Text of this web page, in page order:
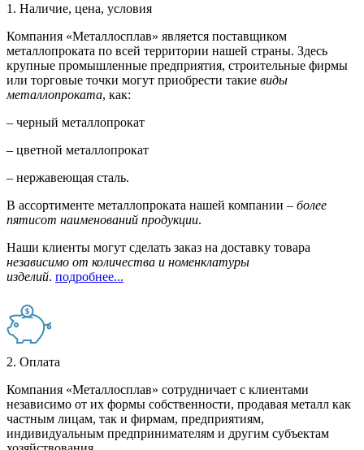
1. Наличие, цена, условия
Компания «Металлосплав» является поставщиком
металлопроката по всей территории нашей страны. Здесь
крупные промышленные предприятия, строительные фирмы
или торговые точки могут приобрести такие виды
металлопроката, как:
– черный металлопрокат
– цветной металлопрокат
– нержавеющая сталь.
В ассортименте металлопроката нашей компании – более
пятисот наименований продукции.
Наши клиенты могут сделать заказ на доставку товара
независимо от количества и номенклатуры
изделий. подробнее...
2. Оплата
Компания «Металлосплав» сотрудничает с клиентами
независимо от их формы собственности, продавая металл как
частным лицам, так и фирмам, предприятиям,
индивидуальным предпринимателям и другим субъектам